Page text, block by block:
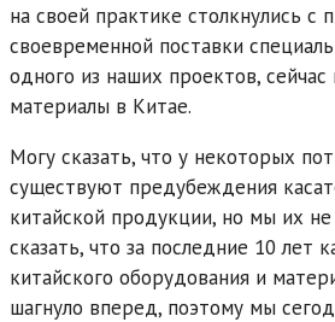
на своей практике столкнулись с
своевременной поставки
одного из наших проектов, сейчас
материалы в Китае.
Могу сказать, что у некоторых
существуют предубеждения
китайской продукции, но мы их
сказать, что за последние 10 лет
китайского оборудования и
шагнуло вперед, поэтому мы